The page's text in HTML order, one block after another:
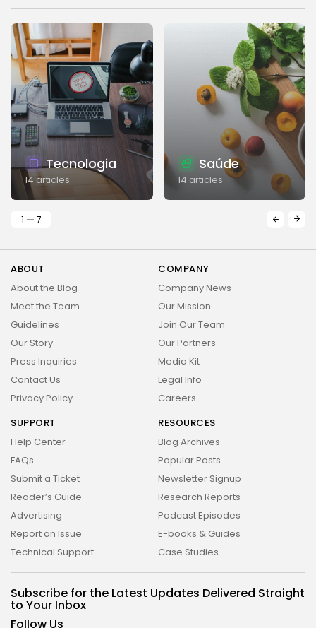
2026 Revelação FM. All rights reserved
Tecnologia
14 articles
Saúde
14 articles
1 7
ABOUT
About the Blog
Meet the Team
Guidelines
Our Story
Press Inquiries
Contact Us
Privacy Policy
COMPANY
Company News
Our Mission
Join Our Team
Our Partners
Media Kit
Legal Info
Careers
SUPPORT
Help Center
FAQs
Submit a Ticket
Reader’s Guide
Advertising
Report an Issue
Technical Support
RESOURCES
Blog Archives
Popular Posts
Newsletter Signup
Research Reports
Podcast Episodes
E-books & Guides
Case Studies
Subscribe for the Latest Updates Delivered Straight
to Your Inbox
Follow Us